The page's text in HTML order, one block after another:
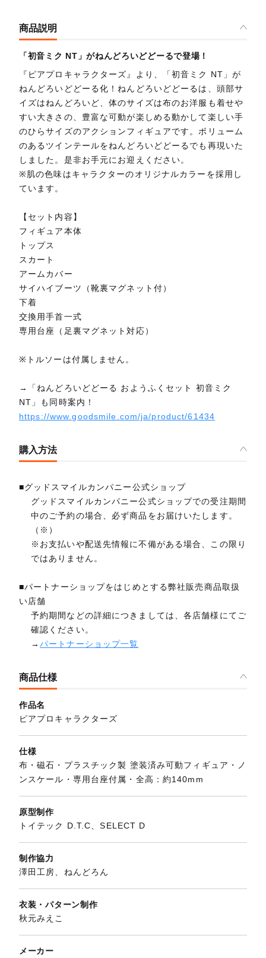
商品説明
「初音ミク NT」がねんどろいどどーるで登場！
『ピアプロキャラクターズ』より、「初音ミク NT」が
ねんどろいどどーる化！ねんどろいどどーるは、頭部サ
イズはねんどろいど、体のサイズは布のお洋服も着せや
すい大きさの、豊富な可動が楽しめる動かして楽しい手
のひらサイズのアクションフィギュアです。ボリューム
のあるツインテールをねんどろいどどーるでも再現いた
しました。是非お手元にお迎えください。
※肌の色味はキャラクターのオリジナルカラーを採用し
ています。
【セット内容】
フィギュア本体
トップス
スカート
アームカバー
サイハイブーツ（靴裏マグネット付）
下着
交換用手首一式
専用台座（足裏マグネット対応）
※トルソーは付属しません。
→「ねんどろいどどーる おようふくセット 初音ミク
NT」も同時案内！
https://www.goodsmile.com/ja/product/61434
購入方法
■グッドスマイルカンパニー公式ショップ
グッドスマイルカンパニー公式ショップでの受注期間
中のご予約の場合、必ず商品をお届けいたします。
（※）
※お支払いや配送先情報に不備がある場合、この限り
ではありません。
■パートナーショップをはじめとする弊社販売商品取扱
い店舗
予約期間などの詳細につきましては、各店舗様にてご
確認ください。
→パートナーショップ一覧
商品仕様
作品名
ピアプロキャラクターズ
仕様
布・磁石・プラスチック製 塗装済み可動フィギュア・ノ
ンスケール・専用台座付属・全高：約140mm
原型制作
トイテック D.T.C、SELECT D
制作協力
澤田工房、ねんどろん
衣装・パターン制作
秋元みえこ
メーカー